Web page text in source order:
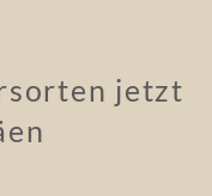
jetzt